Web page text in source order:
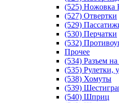
(525)
(527) Отвертки
(529)
(530) Перчатки
(532)
Прочее
(534) Разъем
(535) Рулетки,
(538) Хомуты
(539)
(540) Шприц